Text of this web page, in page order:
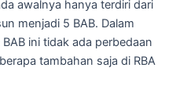
awalnya hanya terdiri dari
menjadi 5 BAB. Dalam
ini tidak ada perbedaan
tambahan saja di RBA